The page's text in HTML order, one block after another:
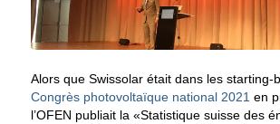
Alors que Swissolar était dans les starting-
Congrès photovoltaïque national 2021 en
l’OFEN publiait la «Statistique suisse des